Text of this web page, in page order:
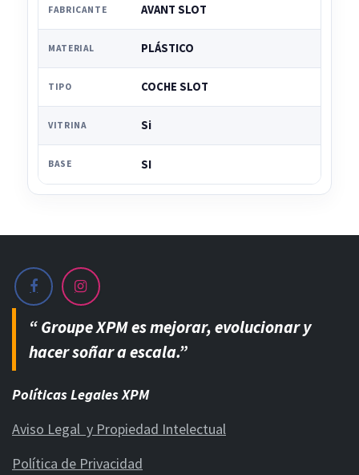
FABRICANTE AVANT SLOT
MATERIAL PLÁSTICO
TIPO COCHE SLOT
VITRINA Si
BASE SI
“ Groupe XPM es mejorar, evolucionar y
hacer soñar a escala.”
Políticas Legales XPM
Aviso Legal y Propiedad Intelectual
Política de Privacidad